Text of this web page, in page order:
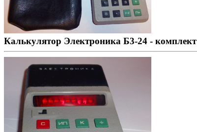
Калькулятор Электроника Б3-24 - комплект